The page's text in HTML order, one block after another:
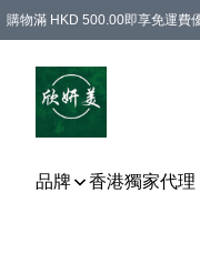
購物滿 HKD 500.00即享免運費
品牌 香港獨家代